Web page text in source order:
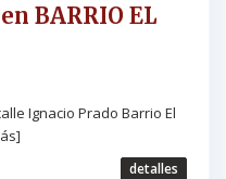
BARRIO EL
Ignacio Prado Barrio El
detalles